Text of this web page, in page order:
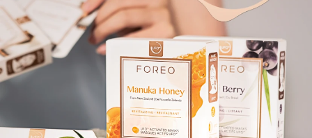
Meus aparelhos
Meus pedidos
Meus endereços
As minhas subscrições
FAQ™ Pure Beauty-Tech Elixir
issa™ Teeth Whitening Set
English Deutsch
Español
Français
Italiano
Português
Polski
Svenska
Русский
简体中文 繁體中文